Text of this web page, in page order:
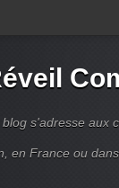
blog s'adresse aux
en France ou